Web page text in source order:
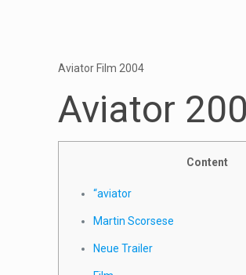
Aviator Film 2004
Aviator
Content
“aviator
Martin Scorsese
Neue Trailer